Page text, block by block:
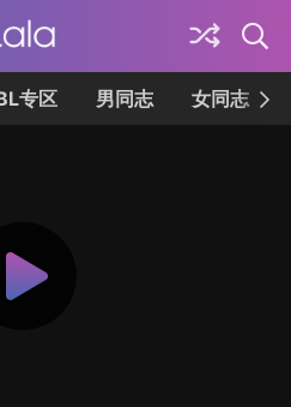
专区 男同志 女同志